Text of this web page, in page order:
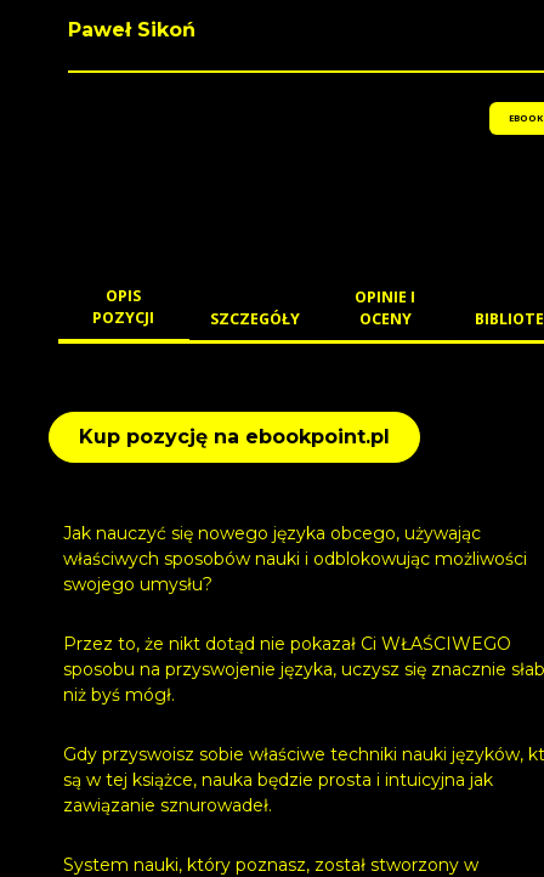
Paweł Sikoń
EBOOK
OPIS
POZYCJI
SZCZEGÓŁY
OPINIE I
OCENY
Kup pozycję na ebookpoint.pl
Jak nauczyć się nowego języka obcego, używając
właściwych sposobów nauki i odblokowując możliwości
swojego umysłu?
Przez to, że nikt dotąd nie pokazał Ci WŁAŚCIWEGO
sposobu na przyswojenie języka, uczysz się znacznie
niż byś mógł.
Gdy przyswoisz sobie właściwe techniki nauki języków,
są w tej książce, nauka będzie prosta i intuicyjna jak
zawiązanie sznurowadeł.
System nauki, który poznasz, został stworzony w